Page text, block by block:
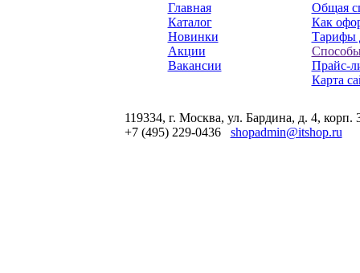
Главная
Каталог
Новинки
Акции
Вакансии
Общая
Как
Тарифы
Прайс-
Карта
119334, г. Москва, ул. Бардина, д. 4, корп.
+7 (495) 229-0436 shopadmin@itshop.ru